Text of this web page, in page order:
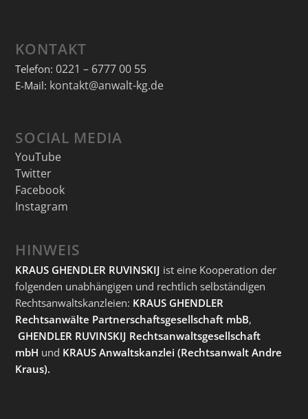
KONTAKT
Telefon: 0221 – 6777 00 55
E-Mail: kontakt@anwalt-kg.de
SOCIAL MEDIA
YouTube
Twitter
Facebook
Instagram
HINWEIS
KRAUS GHENDLER RUVINSKIJ ist eine Kooperation der
folgenden unabhängigen und rechtlich selbständigen
Rechtsanwaltskanzleien: KRAUS GHENDLER
Rechtsanwälte Partnerschaftsgesellschaft mbB,
GHENDLER RUVINSKIJ Rechtsanwaltsgesellschaft
mbH und KRAUS Anwaltskanzlei (Rechtsanwalt Andre
Kraus).